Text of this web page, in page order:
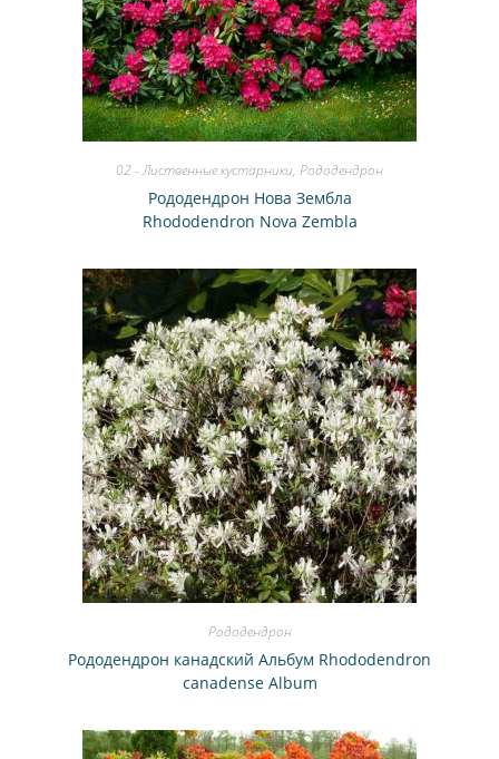
02 - Лиственные кустарники, Рододендрон
Рододендрон Нова Зембла
Rhododendron Nova Zembla
Рододендрон
Рододендрон канадский Альбум Rhododendron
canadense Album